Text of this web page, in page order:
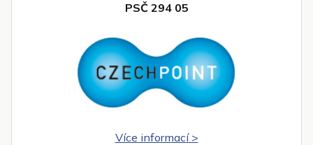
PSČ 294 05
Více informací >